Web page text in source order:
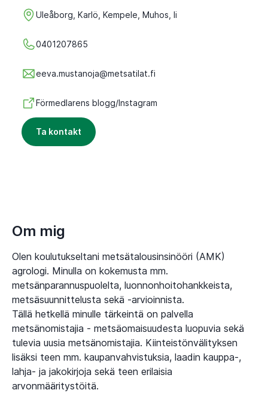
Uleåborg, Karlö, Kempele, Muhos, Ii
0401207865
eeva.mustanoja@metsatilat.fi
Förmedlarens blogg/Instagram
Ta kontakt
Om mig
Olen koulutukseltani metsätalousinsinööri (AMK)
agrologi. Minulla on kokemusta mm.
metsänparannuspuolelta, luonnonhoitohankkeista,
metsäsuunnittelusta sekä -arvioinnista.
Tällä hetkellä minulle tärkeintä on palvella
metsänomistajia - metsäomaisuudesta luopuvia sekä
tulevia uusia metsänomistajia. Kiinteistönvälityksen
lisäksi teen mm. kaupanvahvistuksia, laadin kauppa-,
lahja- ja jakokirjoja sekä teen erilaisia
arvonmääritystöitä.